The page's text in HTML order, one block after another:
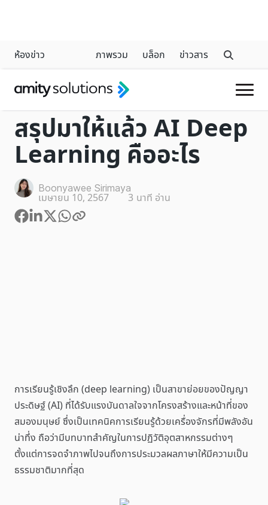
ห้องข่าว ภาพรวม บล็อก ข่าวสาร
GENERATIVE AI
สรุปมาให้แล้ว AI Deep
Learning คืออะไร
Boonyawee Sirimaya
เมษายน 10, 2567 3 นาที อ่าน
การเรียนรู้เชิงลึก (deep learning) เป็นสาขาย่อยของปัญญา
ประดิษฐ์ (AI) ที่ได้รับแรงบันดาลใจจากโครงสร้างและหน้าที่ของ
สมองมนุษย์ ซึ่งเป็นเทคนิคการเรียนรู้ด้วยเครื่องจักรที่มีพลังอัน
น่าทึ่ง ถือว่ามีบทบาทสำคัญในการปฏิวัติอุตสาหกรรมต่างๆ
ตั้งแต่การจดจำภาพไปจนถึงการประมวลผลภาษาให้มีความเป็น
ธรรมชาติมากที่สุด